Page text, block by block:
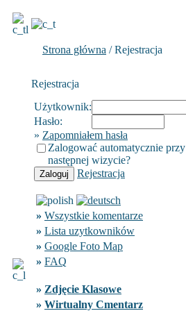
Strona główna / Rejestracja
Rejestracja
Użytkownik:
Hasło:
» Zapomniałem hasła
Zalogować automatycznie przy
następnej wizycie?
Rejestracja
» Wszystkie komentarze
» Lista uzytkowników
» Google Foto Map
» FAQ
» Zdjęcie Klasowe
» Wirtualny Cmentarz